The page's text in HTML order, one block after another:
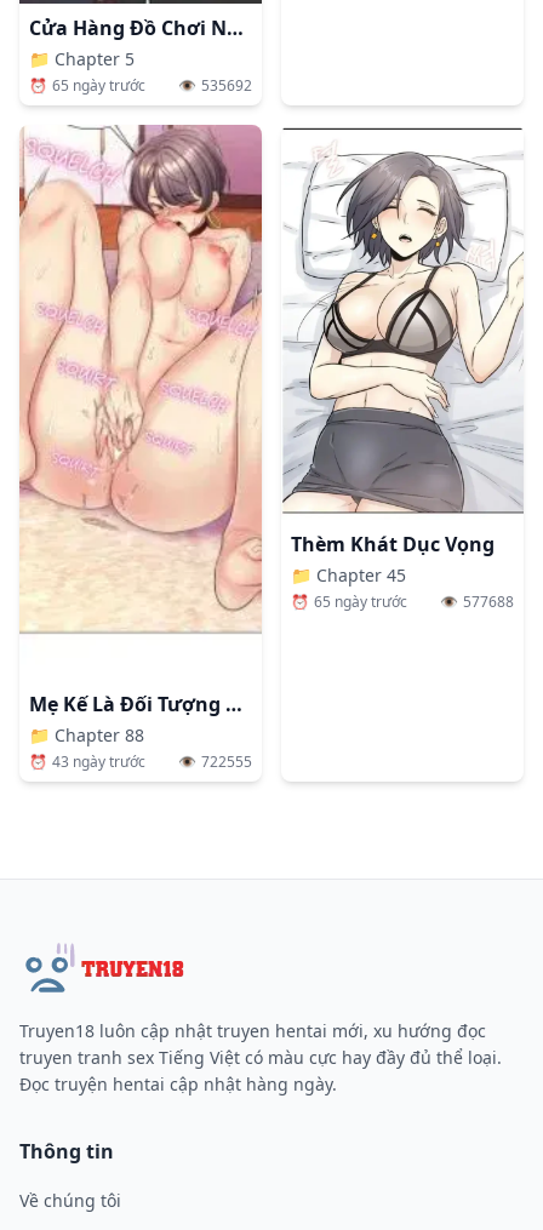
Cửa Hàng Đồ Chơi Người Lớn Ở Thế Giới Lạ
📁 Chapter 5
⏰ 65 ngày trước 👁️ 535692
Mẹ Kế Là Đối Tượng Làm Tình Của Tôi
📁 Chapter 88
⏰ 43 ngày trước 👁️ 722555
Thèm Khát Dục Vọng
📁 Chapter 45
⏰ 65 ngày trước 👁️ 577688
Truyen18 luôn cập nhật truyen hentai mới, xu hướng đọc
truyen tranh sex Tiếng Việt có màu cực hay đầy đủ thể loại.
Đọc truyện hentai cập nhật hàng ngày.
Thông tin
Về chúng tôi